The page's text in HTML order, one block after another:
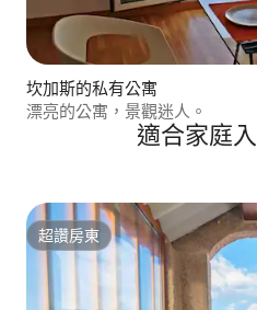
坎加斯的私有公寓
漂亮的公寓，景觀迷人。
適合家庭
超讚房東
超讚房東